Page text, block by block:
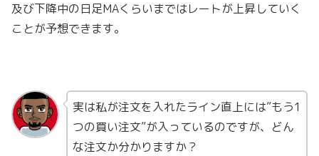
及び下降中の日足MAくらいまではレートが上昇していく
ことが予想できます。
実は私が注文を入れたライン直上には”もう1
つの買い注文”が入っているのですが、どん
な注文か分かりますか？